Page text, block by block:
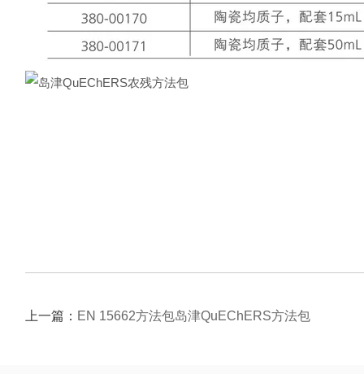
上一篇： EN 15662方法包岛津QuEChERS方法包